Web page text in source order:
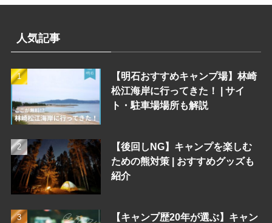
人気記事
【明石おすすめキャンプ場】林崎
松江海岸に行ってきた！ | サイ
ト・駐車場場所も解説
【後回しNG】キャンプを楽しむ
ための熊対策 | おすすめグッズも
紹介
【キャンプ歴20年が選ぶ】キャン